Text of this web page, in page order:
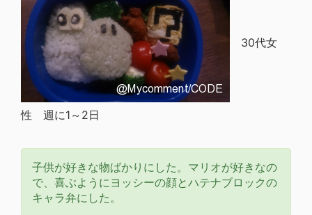
30代女
性 週に1～2日
子供が好きな物ばかりにした。マリオが好きなの
で、喜ぶようにヨッシーの顔とハテナブロックの
キャラ弁にした。